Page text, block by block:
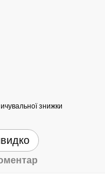
знижки